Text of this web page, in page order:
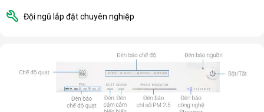
Đội ngũ lắp đặt chuyên nghiệp